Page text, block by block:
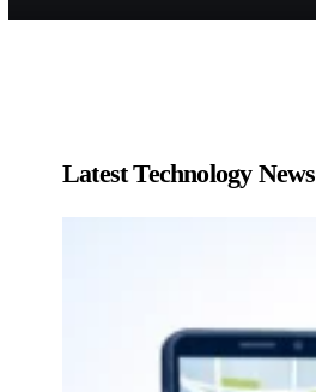
Latest Technology News